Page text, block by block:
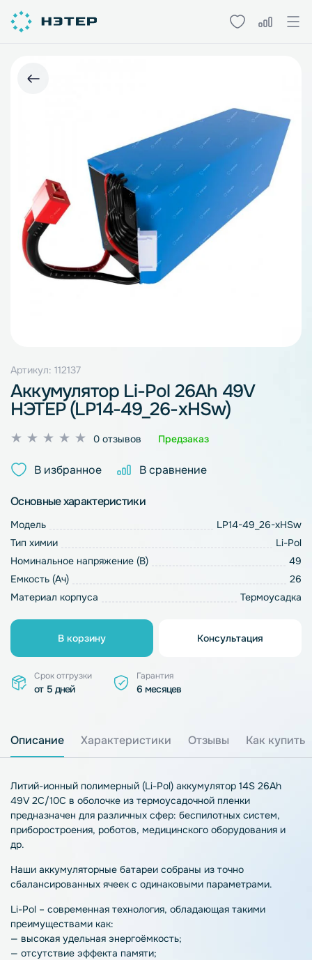
Артикул: 112137
Аккумулятор Li-Pol 26Ah 49V
НЭТЕР (LP14-49_26-xHSw)
Оценка
из
0 отзывов Предзаказ
В избранное В сравнение
Основные характеристики
Модель
LP14-49_26-xHSw
Тип химии
Li-Pol
Номинальное напряжение (В)
49
Емкость (Ач)
26
Материал корпуса
Термоусадка
В корзину Консультация
Срок отгрузки
от 5 дней
Гарантия
6 месяцев
Описание Характеристики Отзывы Как купить
Литий-ионный полимерный (Li-Pol) аккумулятор 14S 26Ah
49V 2C/10C в оболочке из термоусадочной пленки
предназначен для различных сфер: беспилотных систем,
приборостроения, роботов, медицинского оборудования и
др.
Наши аккумуляторные батареи собраны из точно
сбалансированных ячеек с одинаковыми параметрами.
Li-Pol – современная технология, обладающая такими
преимуществами как:
— высокая удельная энергоёмкость;
— отсутствие эффекта памяти;